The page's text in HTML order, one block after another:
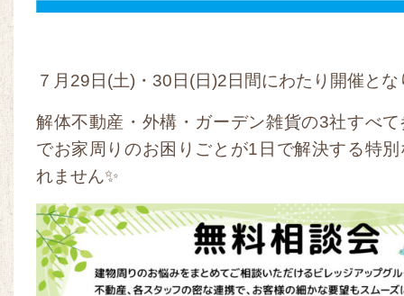
７月29日(土)・30日(日)2日間にわたり開催とな
解体不動産・外構・ガーデン雑貨の3社すべ
でお家周りのお困りごとが1日で解決する特
れません✨